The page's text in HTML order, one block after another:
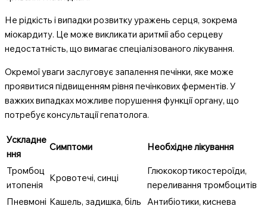
Не рідкість і випадки розвитку уражень серця, зокрема
міокардиту. Це може викликати аритмії або серцеву
недостатність, що вимагає спеціалізованого лікування.
Окремої уваги заслуговує запалення печінки, яке може
проявитися підвищенням рівня печінкових ферментів. У
важких випадках можливе порушення функції органу, що
потребує консультації гепатолога.
Ускладне
ння
Симптоми Необхідне лікування
Тромбоц
итопенія
Кровотечі, синці
Глюкокортикостероїди,
переливання тромбоцитів
Пневмоні Кашель, задишка, біль
Антибіотики, киснева